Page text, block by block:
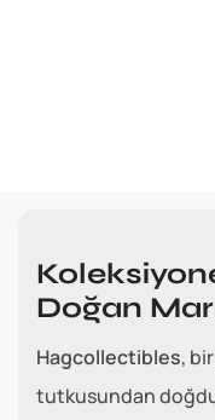
Doğan
Hagcollectibles,
tutkusundan